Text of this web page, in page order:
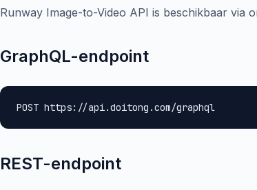
Runway Image-to-Video API is beschikbaar via
GraphQL-endpoint
POST https://api.doitong.com/graphql
REST-endpoint